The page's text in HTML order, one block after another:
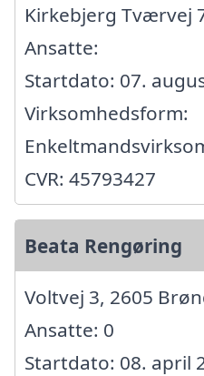
Kirkebjerg Tværvej
Ansatte:
Startdato: 07.
Virksomhedsform:
CVR: 45793427
Beata Rengøring
Voltvej 3, 2605
Ansatte: 0
Startdato: 08. april